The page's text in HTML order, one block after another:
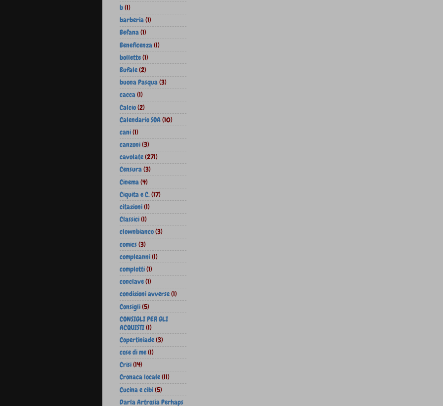
b(1)
barberia(1)
Befana(1)
Beneficenza(1)
bollette(1)
Bufale(2)
buona Pasqua(3)
cacca(1)
Calcio(2)
Calendario SOA(10)
cani(1)
canzoni(3)
cavolate(271)
Censura(3)
Cinema(4)
Ciquita e C.(17)
citazioni(1)
Classici(1)
clownbianco(3)
comics(3)
compleanni(1)
complotti(1)
conclave(1)
condizioni avverse(1)
Consigli(5)
CONSIGLI PER GLI
ACQUISTI(1)
Copertiniade(3)
cose di me(1)
Crisi(14)
Cronaca locale(11)
Cucina e cibi(5)
Darla Artrosia Perhaps